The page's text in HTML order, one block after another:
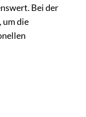
Bei der
um die